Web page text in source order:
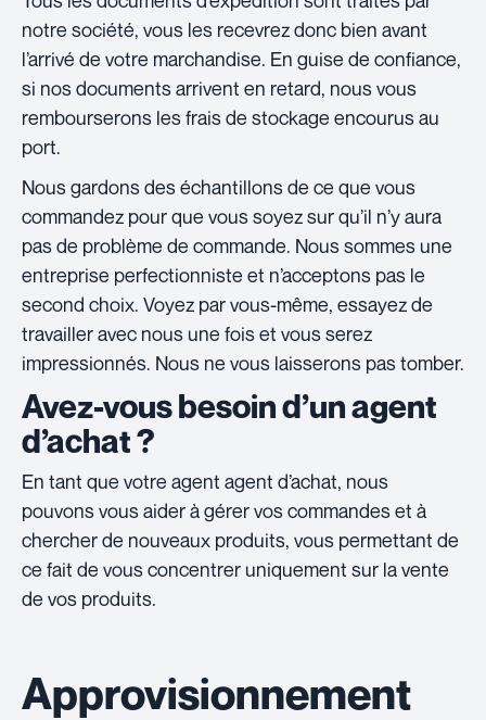
notre société, vous les recevrez donc bien avant
l’arrivé de votre marchandise. En guise de confiance,
si nos documents arrivent en retard, nous vous
rembourserons les frais de stockage encourus au
port.
Nous gardons des échantillons de ce que vous
commandez pour que vous soyez sur qu’il n’y aura
pas de problème de commande. Nous sommes une
entreprise perfectionniste et n’acceptons pas le
second choix. Voyez par vous-même, essayez de
travailler avec nous une fois et vous serez
impressionnés. Nous ne vous laisserons pas tomber.
Avez-vous besoin d’un agent
d’achat ?
En tant que votre agent agent d’achat, nous
pouvons vous aider à gérer vos commandes et à
chercher de nouveaux produits, vous permettant de
ce fait de vous concentrer uniquement sur la vente
de vos produits.
Approvisionnement